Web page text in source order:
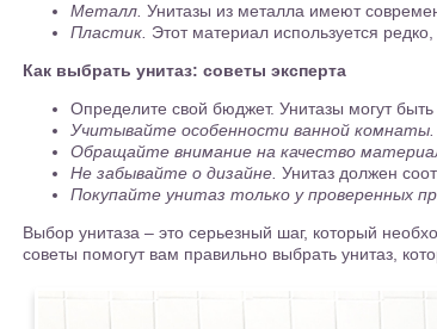
Металл. Унитазы из металла имеют
Пластик. Этот материал используется
Как выбрать унитаз: советы эксперта
Определите свой бюджет. Унитазы могут
Учитывайте особенности ванной комнаты.
Обращайте внимание на качество
Не забывайте о дизайне. Унитаз должен
Покупайте унитаз только у проверенных
Выбор унитаза – это серьезный шаг, который
советы помогут вам правильно выбрать унитаз,